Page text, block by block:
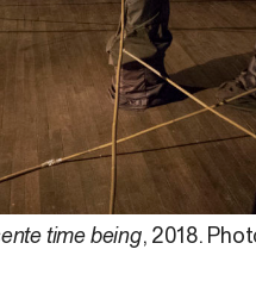
time being, 2018.